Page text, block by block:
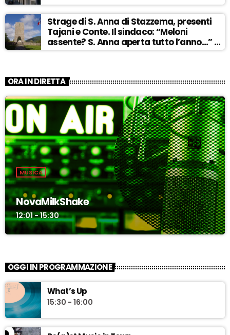
Strage di S. Anna di Stazzema, presenti
Tajani e Conte. Il sindaco: “Meloni
assente? S. Anna aperta tutto l’anno…” –
ASCOLTA
ORA IN DIRETTA
MUSICA
NovaMilkShake
12:01 - 15:30
OGGI IN PROGRAMMAZIONE
What’s Up
15:30 - 16:00